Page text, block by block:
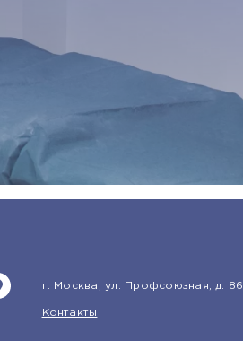
г. Москва, ул. Профсоюзная, д. 86
Контакты